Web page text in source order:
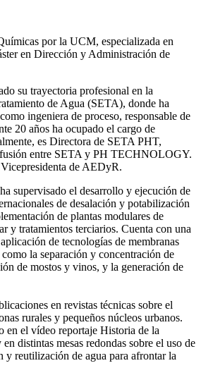
por la UCM, especializada en
en Dirección y Administración de
su trayectoria profesional en la
de Agua (SETA), donde ha
ingeniera de proceso, responsable de
20 años ha ocupado el cargo de
es Directora de SETA PHT,
fusión entre SETA y PH TECHNOLOGY.
de AEDyR.
supervisado el desarrollo y ejecución de
de desalación y potabilización
de plantas modulares de
y tratamientos terciarios. Cuenta con una
de tecnologías de membranas
la separación y concentración de
de mostos y vinos, y la generación de
en revistas técnicas sobre el
rurales y pequeños núcleos urbanos.
en el vídeo reportaje Historia de la
distintas mesas redondas sobre el uso de
y reutilización de agua para afrontar la